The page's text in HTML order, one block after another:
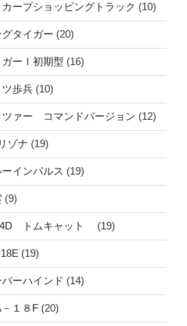
ープショッピングトラック (10)
タイガー (20)
ーⅠ初期型 (16)
歩兵 (10)
ァー コマンドバージョン (12)
ゾナ (19)
インパルス (19)
(9)
トムキャット (19)
(19)
ーハインド (14)
１８F (20)